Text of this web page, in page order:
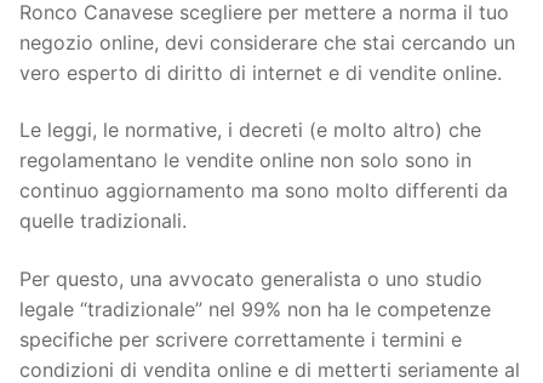
Ronco Canavese scegliere per mettere a norma il tuo
negozio online, devi considerare che stai cercando un
vero esperto di diritto di internet e di vendite online.
Le leggi, le normative, i decreti (e molto altro) che
regolamentano le vendite online non solo sono in
continuo aggiornamento ma sono molto differenti da
quelle tradizionali.
Per questo, una avvocato generalista o uno studio
legale “tradizionale” nel 99% non ha le competenze
specifiche per scrivere correttamente i termini e
condizioni di vendita online e di metterti seriamente al